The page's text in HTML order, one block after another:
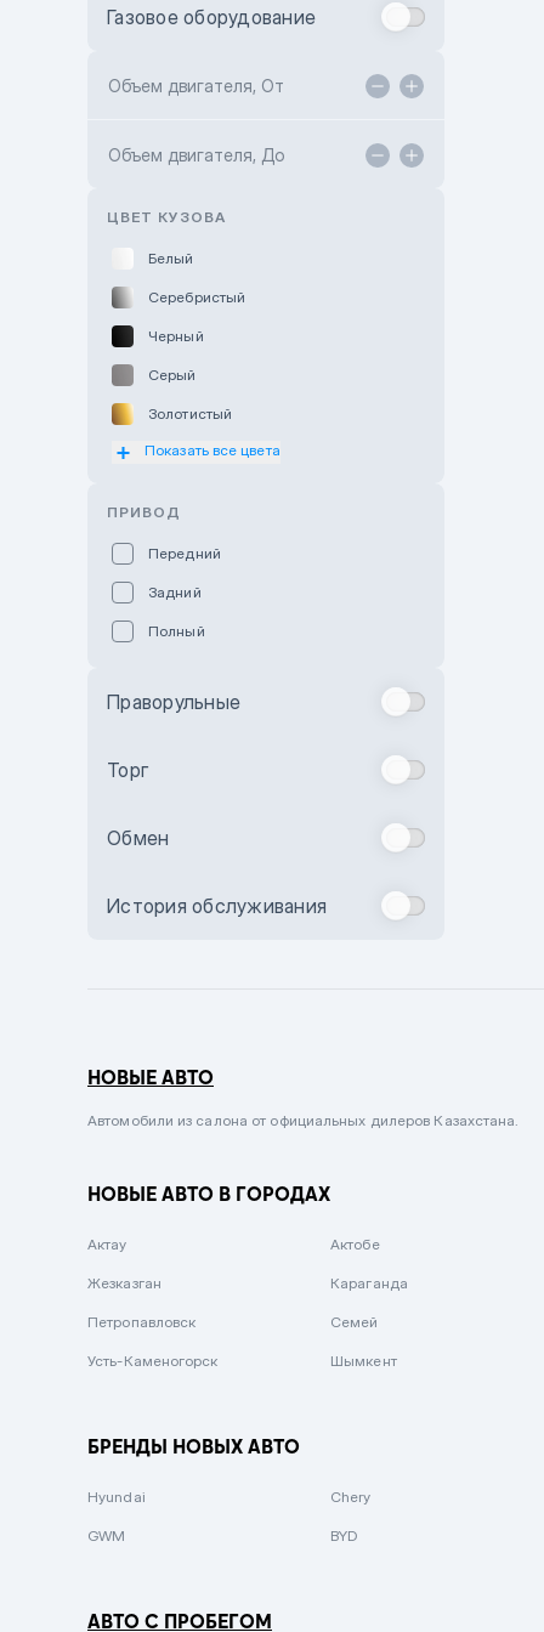
Toyota Kokshetau
Hyundai ShymCity
Газовое оборудование
Объем двигателя, От
Объем двигателя, До
ЦВЕТ КУЗОВА
Белый
Серебристый
Черный
Серый
Золотистый
Оранжевый
Бежевый
Комбинированный
Сиреневый металлик
Вишневый
Зеленый металлик
Показать все цвета
ПРИВОД
Передний
Задний
Полный
Праворульные
Торг
Обмен
История обслуживания
НОВЫЕ АВТО
Автомобили из салона от официальных дилеров Казахстана.
НОВЫЕ АВТО В ГОРОДАХ
Актау Актобе
Жезказган Караганда
Петропавловск Семей
Усть-Каменогорск Шымкент
БРЕНДЫ НОВЫХ АВТО
Hyundai Chery
GWM BYD
АВТО С ПРОБЕГОМ